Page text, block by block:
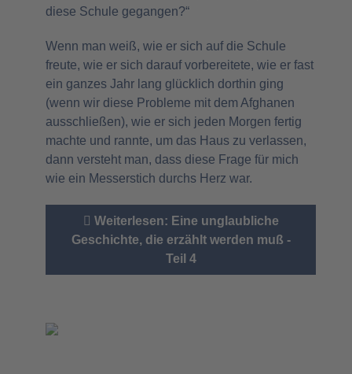
diese Schule gegangen?“
Wenn man weiß, wie er sich auf die Schule
freute, wie er sich darauf vorbereitete, wie er fast
ein ganzes Jahr lang glücklich dorthin ging
(wenn wir diese Probleme mit dem Afghanen
ausschließen), wie er sich jeden Morgen fertig
machte und rannte, um das Haus zu verlassen,
dann versteht man, dass diese Frage für mich
wie ein Messerstich durchs Herz war.
Weiterlesen: Eine unglaubliche
Geschichte, die erzählt werden muß -
Teil 4